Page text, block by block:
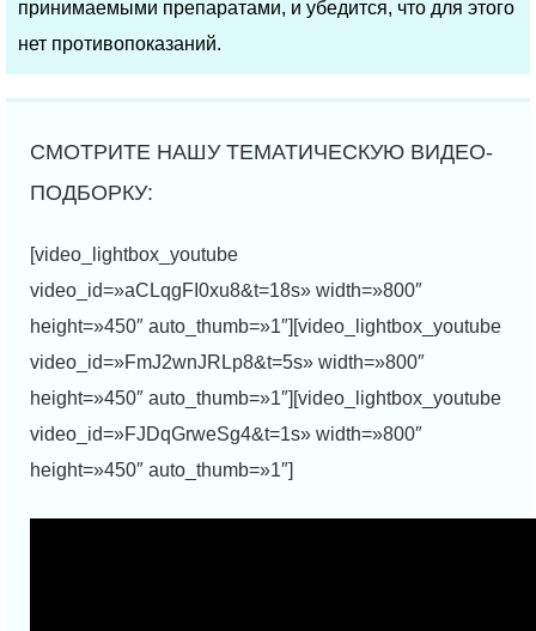
принимаемыми препаратами, и убедится, что для этого
нет противопоказаний.
[video_lightbox_youtube
video_id=»aCLqgFI0xu8&t=18s» width=»800″
height=»450″ auto_thumb=»1″][video_lightbox_youtube
video_id=»FmJ2wnJRLp8&t=5s» width=»800″
height=»450″ auto_thumb=»1″][video_lightbox_youtube
video_id=»FJDqGrweSg4&t=1s» width=»800″
height=»450″ auto_thumb=»1″]